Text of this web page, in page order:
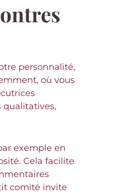
personnalité,
où vous
qualitatives,
exemple en
Cela facilite
comité invite